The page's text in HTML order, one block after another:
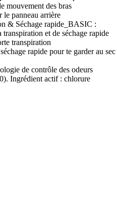
mouvement des bras
le panneau arrière
& Séchage rapide_BASIC :
et de séchage rapide
transpiration
rapide pour te garder au sec
de contrôle des odeurs
Ingrédient actif : chlorure